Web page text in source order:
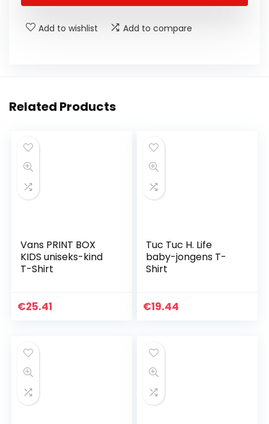
Add to wishlist Add to compare
Related Products
Vans PRINT BOX
KIDS uniseks-kind
T-Shirt
€25.41
Tuc Tuc H. Life
baby-jongens T-
Shirt
€19.44